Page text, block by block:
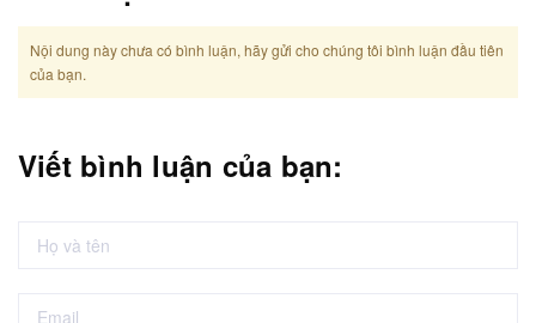
Nội dung này chưa có bình luận, hãy gửi cho chúng tôi bình luận đầu tiên
của bạn.
Viết bình luận của bạn: